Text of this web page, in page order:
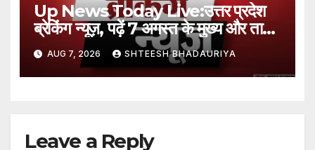
Up News Today Live:उत्तर प्रदेश
ब्रेकिंग न्यूज़, पढ़ें 7 अगस्त के मुख्य और ताजा
समाचार – Up Breaking News Live
Updates: Uttar Pradesh
Latest News Today In Hindi 7
AUG 7, 2026 SHTEESH BHADAURIYA
Leave a Reply